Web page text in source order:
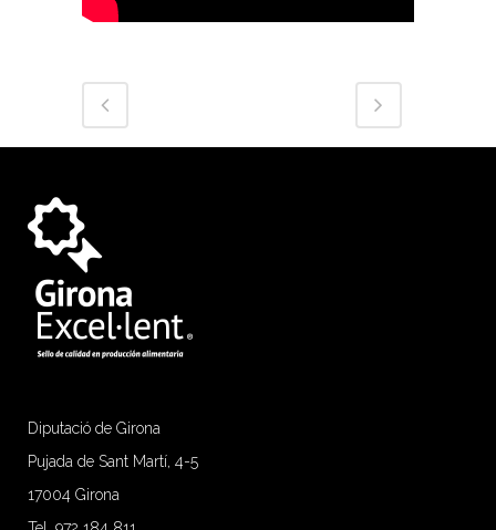
Diputació de Girona
Pujada de Sant Martí, 4-5
17004 Girona